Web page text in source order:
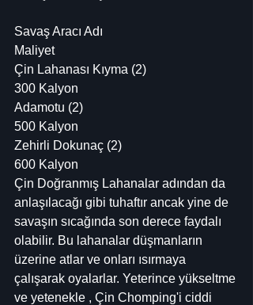
Savaş Aracı Adı
Maliyet
Çin Lahanası Kıyma (2)
300 Kalyon
Adamotu (2)
500 Kalyon
Zehirli Dokunaç (2)
600 Kalyon
Çin Doğranmış Lahanalar adından da
anlaşılacağı gibi tuhaftır ancak yine de
savaşın sıcağında son derece faydalı
olabilir. Bu lahanalar düşmanların
üzerine atlar ve onları ısırmaya
çalışarak oyalarlar. Yeterince yükseltme
ve yetenekle , Çin Chomping'i ciddi